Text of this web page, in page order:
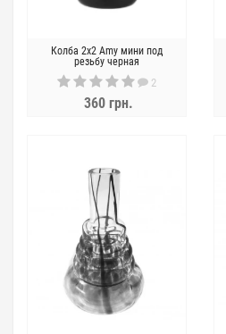
Колба 2x2 Amy мини под
резьбу черная
2
360 грн.